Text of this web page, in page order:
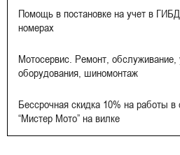
Помощь в постановке на учет в
номерах
Мотосервис. Ремонт, обслуживание,
оборудования, шиномонтаж
Бессрочная скидка 10% на работы в
“Мистер Мото” на вилке